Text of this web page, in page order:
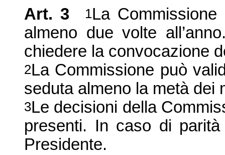
Art. 3 1La Commissione
almeno due volte
chiedere la convocazione
2La Commissione può
seduta almeno la metà dei
3Le decisioni della
presenti. In caso di
Presidente.